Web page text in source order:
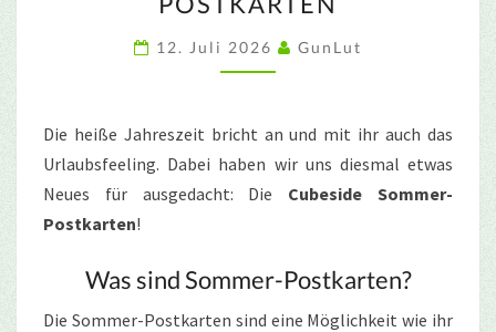
POSTKARTEN
12. Juli 2026 GunLut
Die heiße Jahreszeit bricht an und mit ihr auch das
Urlaubsfeeling. Dabei haben wir uns diesmal etwas
Neues für ausgedacht: Die Cubeside Sommer-
Postkarten!
Was sind Sommer-Postkarten?
Die Sommer-Postkarten sind eine Möglichkeit wie ihr